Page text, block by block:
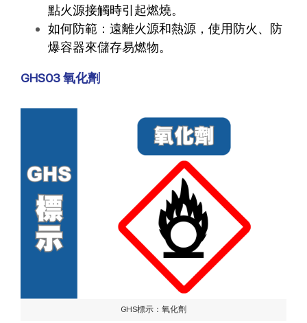
點火源接觸時引起燃燒。
如何防範：遠離火源和熱源，使用防火、防
爆容器來儲存易燃物。
GHS03 氧化劑
GHS標示：氧化劑